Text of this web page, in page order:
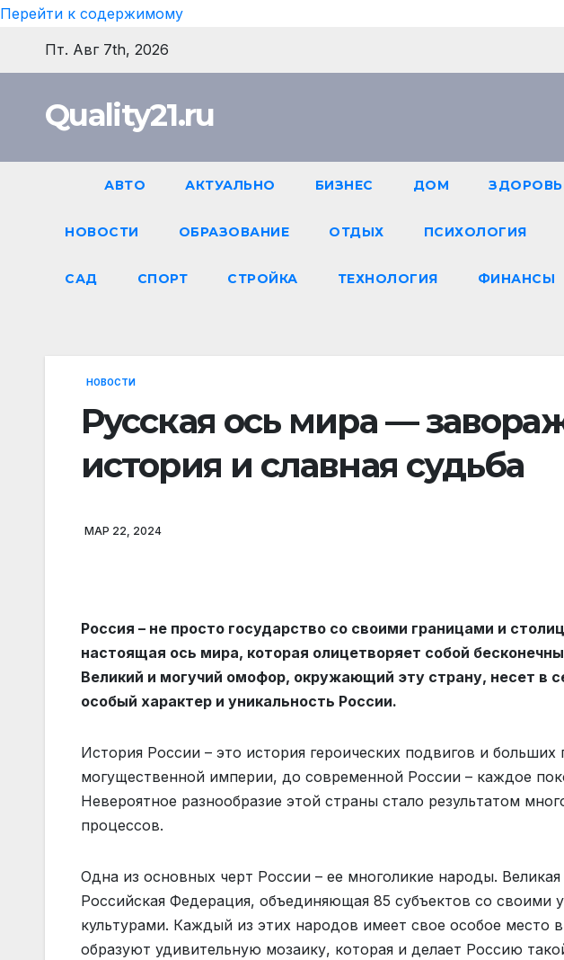
Перейти к содержимому
Пт. Авг 7th, 2026
Quality21.ru
АВТО АКТУАЛЬНО БИЗНЕС ДОМ
НОВОСТИ ОБРАЗОВАНИЕ ОТДЫХ ПСИХОЛОГИЯ
САД СПОРТ СТРОЙКА ТЕХНОЛОГИЯ ФИНАНСЫ
НОВОСТИ
Русская ось мира —
история и славная судьба
МАР 22, 2024
Россия – не просто государство со своими границами и
настоящая ось мира, которая олицетворяет собой
Великий и могучий омофор, окружающий эту страну, несет в
особый характер и уникальность России.
История России – это история героических подвигов и
могущественной империи, до современной России – каждое
Невероятное разнообразие этой страны стало результатом
процессов.
Одна из основных черт России – ее многоликие народы.
Российская Федерация, объединяющая 85 субъектов со своими
культурами. Каждый из этих народов имеет свое особое место
образуют удивительную мозаику, которая и делает Россию